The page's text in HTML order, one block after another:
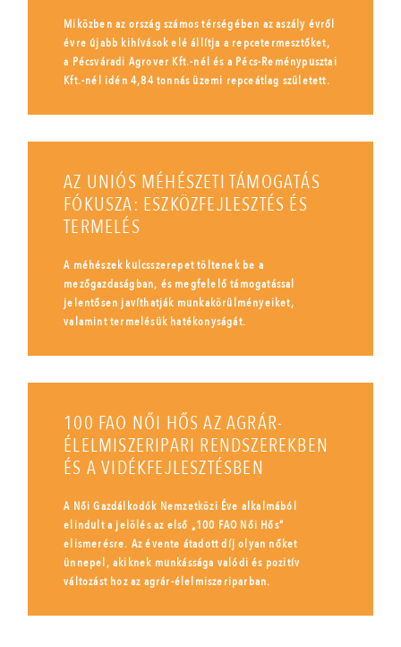
Miközben az ország számos térségében az aszály évről
évre újabb kihívások elé állítja a repcetermesztőket,
a Pécsváradi Agrover Kft.-nél és a Pécs-Reménypusztai
Kft.-nél idén 4,84 tonnás üzemi repceátlag született.
AZ UNIÓS MÉHÉSZETI TÁMOGATÁS
FÓKUSZA: ESZKÖZFEJLESZTÉS ÉS
TERMELÉS
A méhészek kulcsszerepet töltenek be a
mezőgazdaságban, és megfelelő támogatással
jelentősen javíthatják munkakörülményeiket,
valamint termelésük hatékonyságát.
100 FAO NŐI HŐS AZ AGRÁR-
ÉLELMISZERIPARI RENDSZEREKBEN
ÉS A VIDÉKFEJLESZTÉSBEN
A Női Gazdálkodók Nemzetközi Éve alkalmából
elindult a jelölés az első „100 FAO Női Hős”
elismerésre. Az évente átadott díj olyan nőket
ünnepel, akiknek munkássága valódi és pozitív
változást hoz az agrár-élelmiszeriparban.